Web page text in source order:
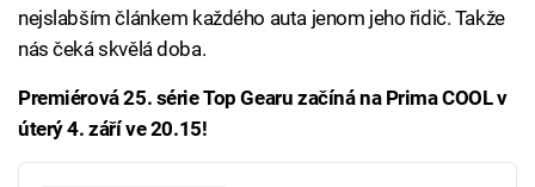
nejslabším článkem každého auta jenom jeho řidič. Takže
nás čeká skvělá doba.
Premiérová 25. série Top Gearu začíná na Prima COOL v
úterý 4. září ve 20.15!